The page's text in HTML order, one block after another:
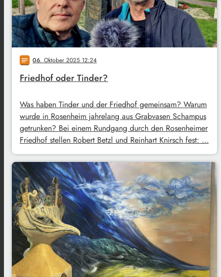
notes 06. Oktober 2025 12:24
Friedhof oder Tinder?
Was haben Tinder und der Friedhof gemeinsam? Warum
wurde in Rosenheim jahrelang aus Grabvasen Schampus
getrunken? Bei einem Rundgang durch den Rosenheimer
Friedhof stellen Robert Betzl und Reinhart Knirsch fest: …